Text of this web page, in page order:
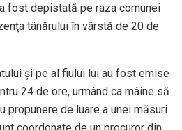
fost depistată pe raza comunei
tânărului în vârstă de 20 de
și pe al fiului lui au fost emise
24 de ore, urmând ca mâine să
propunere de luare a unei măsuri
coordonate de un procuror din